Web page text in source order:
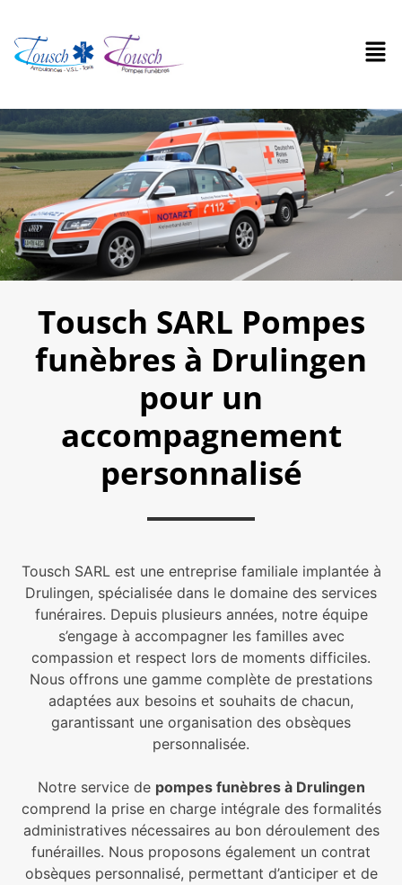
Tousch SARL Pompes
funèbres à Drulingen
pour un
accompagnement
personnalisé
Tousch SARL est une entreprise familiale implantée à
Drulingen, spécialisée dans le domaine des services
funéraires. Depuis plusieurs années, notre équipe
s’engage à accompagner les familles avec
compassion et respect lors de moments difficiles.
Nous offrons une gamme complète de prestations
adaptées aux besoins et souhaits de chacun,
garantissant une organisation des obsèques
personnalisée.
Notre service de pompes funèbres à Drulingen
comprend la prise en charge intégrale des formalités
administratives nécessaires au bon déroulement des
funérailles. Nous proposons également un contrat
obsèques personnalisé, permettant d’anticiper et de